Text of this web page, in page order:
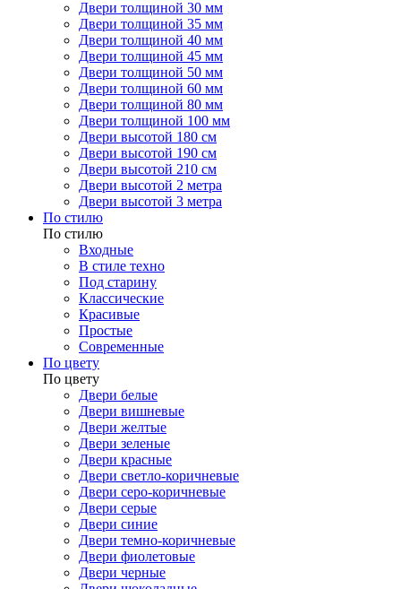
Двери толщиной 30 мм
Двери толщиной 35 мм
Двери толщиной 40 мм
Двери толщиной 45 мм
Двери толщиной 50 мм
Двери толщиной 60 мм
Двери толщиной 80 мм
Двери толщиной 100 мм
Двери высотой 180 см
Двери высотой 190 см
Двери высотой 210 см
Двери высотой 2 метра
Двери высотой 3 метра
По стилю
По стилю
Входные
В стиле техно
Под старину
Классические
Красивые
Простые
Современные
По цвету
По цвету
Двери белые
Двери вишневые
Двери желтые
Двери зеленые
Двери красные
Двери светло-коричневые
Двери серо-коричневые
Двери серые
Двери синие
Двери темно-коричневые
Двери фиолетовые
Двери черные